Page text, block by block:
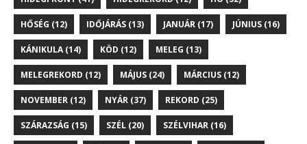
HŐSÉG (12) IDŐJÁRÁS (13) JANUÁR (17) JÚNIUS (16)
KÁNIKULA(14) KÖD (12) MELEG (13)
MELEGREKORD (12) MÁJUS (24) MÁRCIUS (12)
NOVEMBER (12) NYÁR (37) REKORD (25)
SZÁRAZSÁG (15) SZÉL (20) SZÉLVIHAR (16)